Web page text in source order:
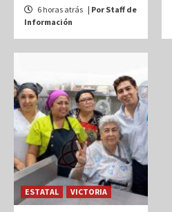
6 horas atrás | Por Staff de
Información
ESTATAL VICTORIA